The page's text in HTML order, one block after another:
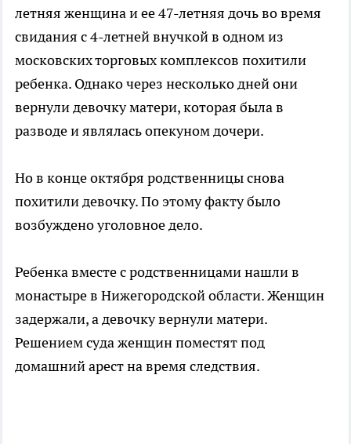
летняя женщина и ее 47-летняя дочь во время
свидания с 4-летней внучкой в одном из
московских торговых комплексов похитили
ребенка. Однако через несколько дней они
вернули девочку матери, которая была в
разводе и являлась опекуном дочери.
Но в конце октября родственницы снова
похитили девочку. По этому факту было
возбуждено уголовное дело.
Ребенка вместе с родственницами нашли в
монастыре в Нижегородской области. Женщин
задержали, а девочку вернули матери.
Решением суда женщин поместят под
домашний арест на время следствия.